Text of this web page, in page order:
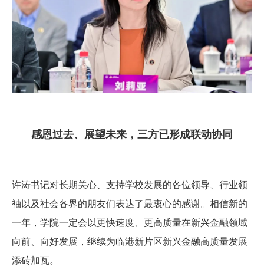
感恩过去、展望未来，三方已形成联动协同
许涛书记对长期关心、支持学校发展的各位领导、行业领
袖以及社会各界的朋友们表达了最衷心的感谢。相信新的
一年，学院一定会以更快速度、更高质量在新兴金融领域
向前、向好发展，继续为临港新片区新兴金融高质量发展
添砖加瓦。